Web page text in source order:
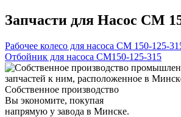
Запчасти для Насос СМ
Рабочее колесо для насоса СМ 150-125-
Отбойник для насоса СМ150-125-315
Собственное производство
Вы экономите, покупая
напрямую у завода в Минске.